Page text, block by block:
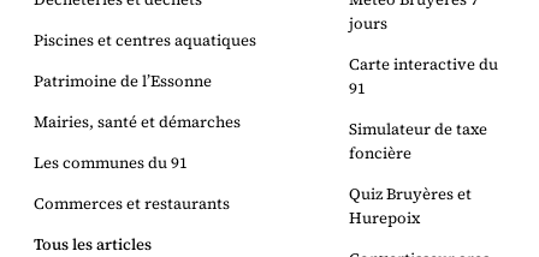
Piscines et centres aquatiques
Patrimoine de l’Essonne
Mairies, santé et démarches
Les communes du 91
Commerces et restaurants
Tous les articles
jours
Carte interactive du
91
Simulateur de taxe
foncière
Quiz Bruyères et
Hurepoix